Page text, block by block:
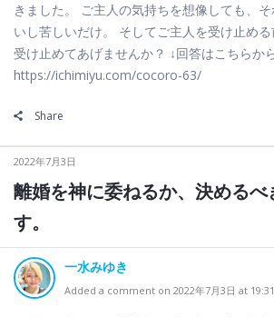
きました。 ご主人の気持ちを想像しても、
いし苦しいだけ。 そしてご主人を受け止め
受け止めてあげませんか？ ↓回答はこちらから
https://ichimiyu.com/cocoro-63/
Share
2022年7月3日
離婚を神に委ねるか、決めるべ
す。
一水みゆき
Added a comment on 2022年7月3日 at 19:31